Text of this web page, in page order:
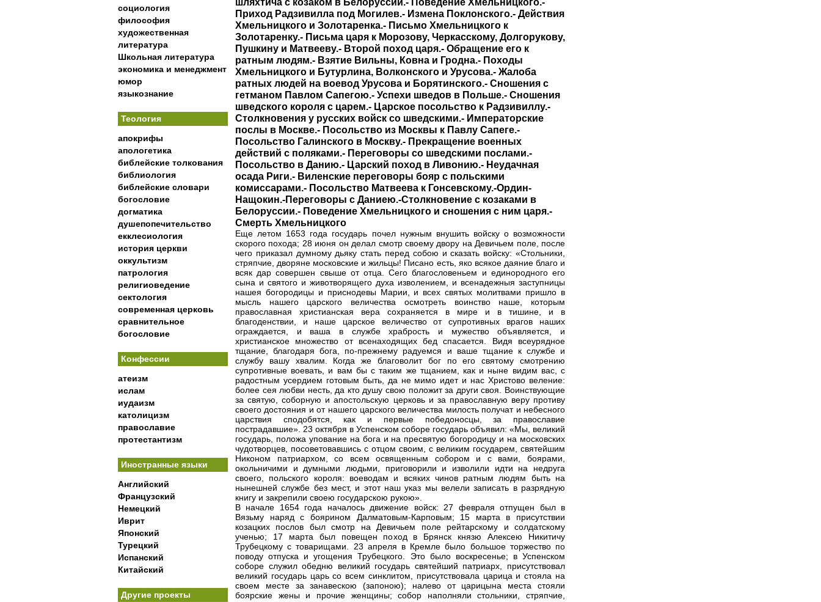
социология
философия
художественная
литература
Школьная литература
экономика и менеджмент
юмор
языкознание
Теология
апокрифы
апологетика
библейские толкования
библиология
библейские словари
богословие
догматика
душепопечительство
екклесиология
история церкви
оккультизм
патрология
религиоведение
сектология
современная церковь
сравнительное
богословие
Конфессии
атеизм
ислам
иудаизм
католицизм
православие
протестантизм
Иностранные языки
Английский
Французский
Немецкий
Иврит
Японский
Турецкий
Испанский
Китайский
Другие проекты
Приход Радзивилла под Могилев.- Измена Поклонского.- Действия
Хмельницкого и Золотаренка.- Письмо Хмельницкого к
Золотаренку.- Письма царя к Морозову, Черкасскому, Долгорукову,
Пушкину и Матвееву.- Второй поход царя.- Обращение его к
ратным людям.- Взятие Вильны, Ковна и Гродна.- Походы
Хмельницкого и Бутурлина, Волконского и Урусова.- Жалоба
ратных людей на воевод Урусова и Борятинского.- Сношения с
гетманом Павлом Сапегою.- Успехи шведов в Польше.- Сношения
шведского короля с царем.- Царское посольство к Радзивиллу.-
Столкновения у русских войск со шведскими.- Императорские
послы в Москве.- Посольство из Москвы к Павлу Сапеге.-
Посольство Галинского в Москву.- Прекращение военных
действий с поляками.- Переговоры со шведскими послами.-
Посольство в Данию.- Царский поход в Ливонию.- Неудачная
осада Риги.- Виленские переговоры бояр с польскими
комиссарами.- Посольство Матвеева к Гонсевскому.-Ордин-
Нащокин.-Переговоры с Даниею.-Столкновение с козаками в
Белоруссии.- Поведение Хмельницкого и сношения с ним царя.-
Смерть Хмельницкого
Еще летом 1653 года государь почел нужным внушить войску о возможности
скорого похода; 28 июня он делал смотр своему двору на Девичьем поле, после
чего приказал думному дьяку стать перед собою и сказать войску: «Стольники,
стряпчие, дворяне московские и жильцы! Писано есть, яко всякое даяние благо и
всяк дар совершен свыше от отца. Сего благословеньем и единородного его
сына и святого и животворящего духа изволением, и всенадежныя заступницы
нашея богородицы и приснодевы Марии, и всех святых молитвами пришло в
мысль нашего царского величества осмотреть воинство наше, которым
православная христианская вера сохраняется в мире и в тишине, и в
благоденствии, и наше царское величество от супротивных врагов наших
ограждается, и ваша в службе храбрость и мужество объявляется, и
христианское множество от всенаходящих бед спасается. Видя всеурядное
тщание, благодаря бога, по-прежнему радуемся и ваше тщание к службе и
службу вашу хвалим. Когда же благоволит бог по его святому смотрению
супротивные воевать, и вам бы с таким же тщанием, как и ныне видим вас, с
радостным усердием готовым быть, да не мимо идет и нас Христово веление:
более сея любви несть, да кто душу свою положит за други своя. Воинствующие
за святую, соборную и апостольскую церковь и за православную веру противу
своего достояния и от нашего царского величества милость получат и небесного
царствия сподобятся, как и первые победоносцы, за православие
пострадавшие». 23 октября в Успенском соборе государь объявил: «Мы, великий
государь, положа упование на бога и на пресвятую богородицу и на московских
чудотворцев, посоветовавшись с отцом своим, с великим государем, святейшим
Никоном патриархом, со всем освященным собором и с вами, боярами,
окольничими и думными людьми, приговорили и изволили идти на недруга
своего, польского короля: воеводам и всяких чинов ратным людям быть на
нынешней службе без мест, и этот наш указ мы велели записать в разрядную
книгу и закрепили своею государскою рукою».
В начале 1654 года началось движение войск: 27 февраля отпущен был в
Вязьму наряд с боярином Далматовым-Карповым; 15 марта в присутствии
козацких послов был смотр на Девичьем поле рейтарскому и солдатскому
ученью; 17 марта был повещен поход в Брянск князю Алексею Никитичу
Трубецкому с товарищами. 23 апреля в Кремле было большое торжество по
поводу отпуска и угощения Трубецкого. Это было воскресенье; в Успенском
соборе служил обедню великий государь святейший патриарх, присутствовал
великий государь царь со всем синклитом, присутствовала царица и стояла на
своем месте за занавескою (запоною); налево от царицына места стояли
боярские жены и прочие женщины; собор наполняли стольники, стряпчие,